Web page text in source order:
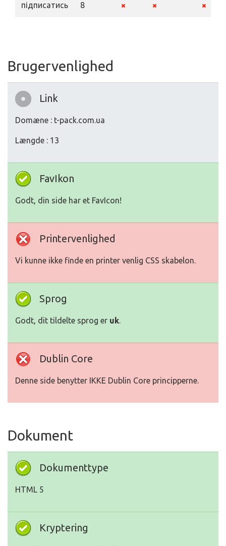
підписатись 8
Brugervenlighed
Link
Domæne : t-pack.com.ua
Længde : 13
FavIkon
Godt, din side har et FavIcon!
Printervenlighed
Vi kunne ikke finde en printer venlig CSS skabelon.
Sprog
Godt, dit tildelte sprog er uk.
Dublin Core
Denne side benytter IKKE Dublin Core principperne.
Dokument
Dokumenttype
HTML 5
Kryptering